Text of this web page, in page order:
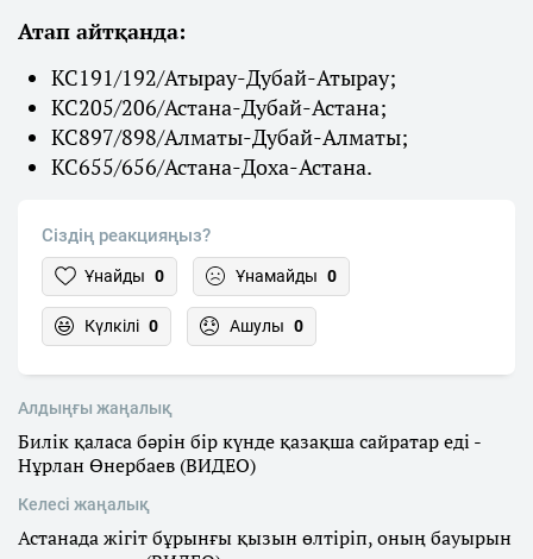
Атап айтқанда:
КС191/192/Атырау-Дубай-Атырау;
КС205/206/Астана-Дубай-Астана;
КС897/898/Алматы-Дубай-Алматы;
КС655/656/Астана-Доха-Астана.
Сіздің реакцияңыз?
Ұнайды 0 Ұнамайды 0
Күлкілі 0 Ашулы 0
Алдыңғы жаңалық
Билік қаласа бәрін бір күнде қазақша сайратар еді -
Нұрлан Өнербаев (ВИДЕО)
Келесі жаңалық
Астанада жігіт бұрынғы қызын өлтіріп, оның бауырын